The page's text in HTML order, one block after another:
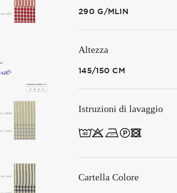
290 G/MLIN
Altezza
145/150 CM
Istruzioni di lavaggio
8obWd
Cartella Colore
Membership